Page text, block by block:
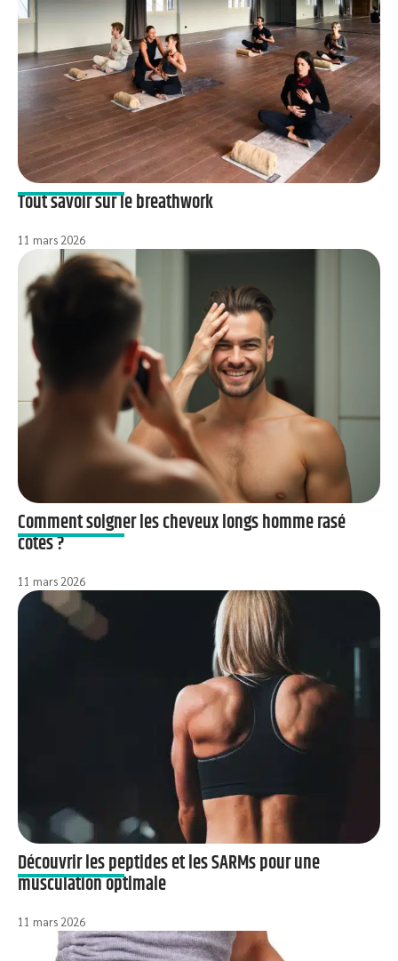
Tout savoir sur le breathwork
11 mars 2026
Comment soigner les cheveux longs homme rasé
côtés ?
11 mars 2026
Découvrir les peptides et les SARMs pour une
musculation optimale
11 mars 2026